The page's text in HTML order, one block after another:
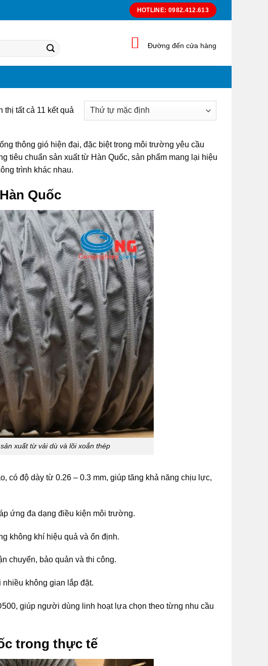
HOTLINE: 0982.412.613
Đường đến cửa hàng
thị tất cả 11 kết quả
thông gió hiện đại, đặc biệt trong môi trường yêu cầu
tiêu chuẩn sản xuất từ Hàn Quốc, sản phẩm mang lại hiệu
trình khác nhau.
Quốc
xuất từ vải dù và lõi xoắn thép
có độ dày từ 0.26 – 0.3 mm, giúp tăng khả năng chịu lực,
ứng đa dạng điều kiện môi trường.
không khí hiệu quả và ổn định.
chuyển, bảo quản và thi công.
không gian lắp đặt.
giúp người dùng linh hoạt lựa chọn theo từng nhu cầu
trong thực tế